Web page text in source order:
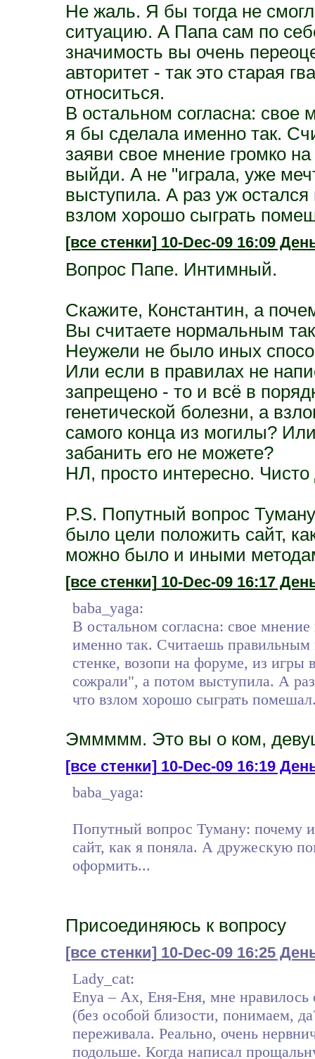
Не жаль. Я бы тогда не
ситуацию. А Папа сам по
значимость вы очень
авторитет - так это старая
относиться.
В остальном согласна: свое
я бы сделала именно так.
заяви свое мнение громко
выйди. А не "играла, уже
выступила. А раз уж
взлом хорошо сыграть
[все стенки]10-Dec-09 16:09
Вопрос Папе. Интимный.
Скажите, Константин, а
Вы считаете нормальным
Неужели не было иных
Или если в правилах не
запрещено - то и всё в
генетической болезни, а
самого конца из могилы?
забанить его не можете?
НЛ, просто интересно.
P.S. Попутный вопрос
было цели положить сайт,
можно было и иными
[все стенки]10-Dec-09 16:17
baba_yaga:
В остальном согласна: свое
именно так. Считаешь правильным
стенке, возопи на форуме, из
сожрали", а потом выступила. А
что взлом хорошо сыграть
Эммммм. Это вы о ком,
[все стенки]10-Dec-09 16:19
baba_yaga:
Попутный вопрос Туману: почему
сайт, как я поняла. А дружескую
оформить...
Присоединяюсь к вопросу
[все стенки] 10-Dec-09 16:25
Lady_cat:
Enya – Ах, Еня-Еня, мне нравилось
(без особой близости, понимаем,
переживала. Реально, очень
подольше. Когда написал